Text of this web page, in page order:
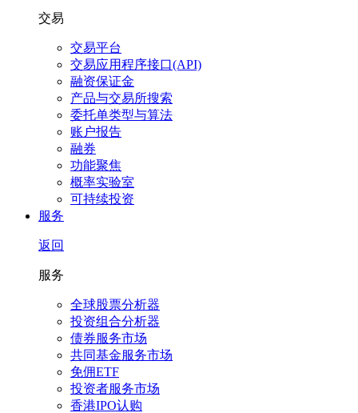
交易
交易平台
交易应用程序接口(API)
融资保证金
产品与交易所搜索
委托单类型与算法
账户报告
融券
功能聚焦
概率实验室
可持续投资
服务
返回
服务
全球股票分析器
投资组合分析器
债券服务市场
共同基金服务市场
免佣ETF
投资者服务市场
香港IPO认购